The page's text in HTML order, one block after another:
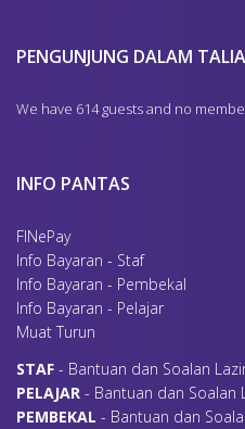
PENGUNJUNG DALAM
We have 614 guests and no
INFO PANTAS
FINePay
Info Bayaran - Staf
Info Bayaran - Pembekal
Info Bayaran - Pelajar
Muat Turun
STAF - Bantuan dan Soalan
PELAJAR - Bantuan dan Soalan
PEMBEKAL - Bantuan dan